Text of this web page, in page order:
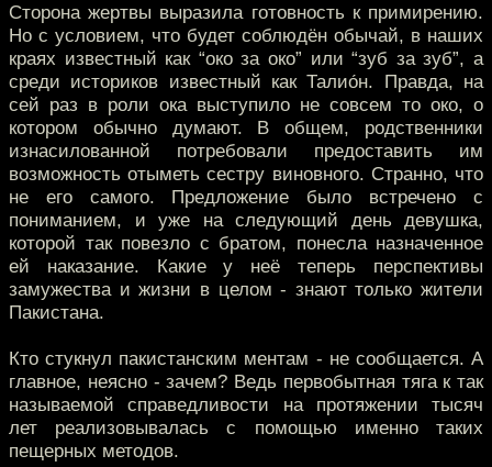
Сторона жертвы выразила готовность к примирению.
Но с условием, что будет соблюдён обычай, в наших
краях известный как “око за око” или “зуб за зуб”, а
среди историков известный как Талио́н. Правда, на
сей раз в роли ока выступило не совсем то око, о
котором обычно думают. В общем, родственники
изнасилованной потребовали предоставить им
возможность отыметь сестру виновного. Странно, что
не его самого. Предложение было встречено с
пониманием, и уже на следующий день девушка,
которой так повезло с братом, понесла назначенное
ей наказание. Какие у неё теперь перспективы
замужества и жизни в целом - знают только жители
Пакистана.
Кто стукнул пакистанским ментам - не сообщается. А
главное, неясно - зачем? Ведь первобытная тяга к так
называемой справедливости на протяжении тысяч
лет реализовывалась с помощью именно таких
пещерных методов.